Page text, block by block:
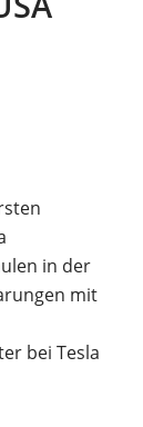
in der
mit
bei Tesla